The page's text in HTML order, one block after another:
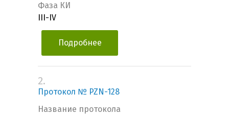
Фаза КИ
III-IV
Подробнее
2.
Протокол № PZN-128
Название протокола